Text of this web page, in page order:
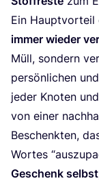
Ein Haupt­vor­teil
immer wie­der
Müll, son­dern
per­sön­li­chen
jeder Kno­ten
von einer
Beschenk­ten,
Wor­tes “
Geschenk